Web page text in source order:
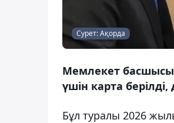
Сурет: Ақорда
Мемлекет басшысы
үшін карта
Бұл туралы 2026